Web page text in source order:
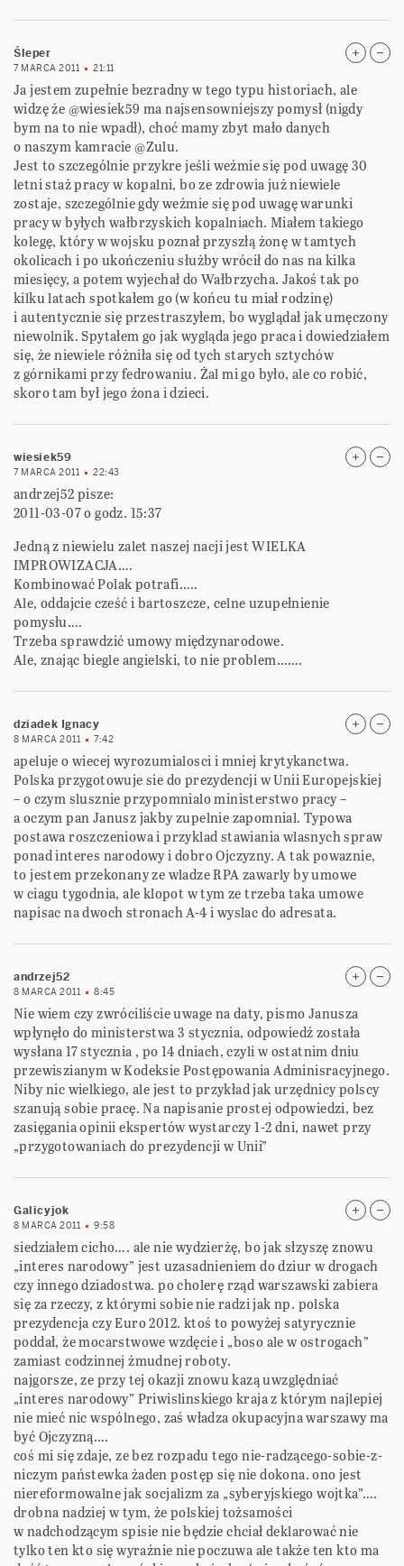
Śleper
7 MARCA 2011 21:11
Ja jestem zupełnie bezradny w tego typu historiach, ale
widzę że @wiesiek59 ma najsensowniejszy pomysł (nigdy
bym na to nie wpadł), choć mamy zbyt mało danych
o naszym kamracie @Zulu.
Jest to szczególnie przykre jeśli weźmie się pod uwagę 30
letni staż pracy w kopalni, bo ze zdrowia już niewiele
zostaje, szczególnie gdy weźmie się pod uwagę warunki
pracy w byłych wałbrzyskich kopalniach. Miałem takiego
kolegę, który w wojsku poznał przyszłą żonę w tamtych
okolicach i po ukończeniu służby wrócił do nas na kilka
miesięcy, a potem wyjechał do Wałbrzycha. Jakoś tak po
kilku latach spotkałem go (w końcu tu miał rodzinę)
i autentycznie się przestraszyłem, bo wyglądał jak umęczony
niewolnik. Spytałem go jak wygląda jego praca i dowiedziałem
się, że niewiele różniła się od tych starych sztychów
z górnikami przy fedrowaniu. Żal mi go było, ale co robić,
skoro tam był jego żona i dzieci.
wiesiek59
7 MARCA 2011 22:43
andrzej52 pisze:
2011-03-07 o godz. 15:37
Jedną z niewielu zalet naszej nacji jest WIELKA
IMPROWIZACJA….
Kombinować Polak potrafi…..
Ale, oddajcie cześć i bartoszcze, celne uzupełnienie
pomysłu….
Trzeba sprawdzić umowy międzynarodowe.
Ale, znając biegle angielski, to nie problem…….
dziadek Ignacy
8 MARCA 2011 7:42
apeluje o wiecej wyrozumialosci i mniej krytykanctwa.
Polska przygotowuje sie do prezydencji w Unii Europejskiej
– o czym slusznie przypomnialo ministerstwo pracy –
a oczym pan Janusz jakby zupelnie zapomnial. Typowa
postawa roszczeniowa i przyklad stawiania wlasnych spraw
ponad interes narodowy i dobro Ojczyzny. A tak powaznie,
to jestem przekonany ze wladze RPA zawarly by umowe
w ciagu tygodnia, ale klopot w tym ze trzeba taka umowe
napisac na dwoch stronach A-4 i wyslac do adresata.
andrzej52
8 MARCA 2011 8:45
Nie wiem czy zwróciliście uwage na daty, pismo Janusza
wpłynęło do ministerstwa 3 stycznia, odpowiedź została
wysłana 17 stycznia , po 14 dniach, czyli w ostatnim dniu
przewiszianym w Kodeksie Postępowania Adminisracyjnego.
Niby nic wielkiego, ale jest to przykład jak urzędnicy polscy
szanują sobie pracę. Na napisanie prostej odpowiedzi, bez
zasięgania opinii ekspertów wystarczy 1-2 dni, nawet przy
„przygotowaniach do prezydencji w Unii”
Galicyjok
8 MARCA 2011 9:58
siedziałem cicho…. ale nie wydzierżę, bo jak słzyszę znowu
„interes narodowy” jest uzasadnieniem do dziur w drogach
czy innego dziadostwa. po cholerę rząd warszawski zabiera
się za rzeczy, z którymi sobie nie radzi jak np. polska
prezydencja czy Euro 2012. ktoś to powyżej satyrycznie
poddał, że mocarstwowe wzdęcie i „boso ale w ostrogach”
zamiast codzinnej żmudnej roboty.
najgorsze, ze przy tej okazji znowu kazą uwzględniać
„interes narodowy” Priwislinskiego kraja z którym najlepiej
nie mieć nic wspólnego, zaś władza okupacyjna warszawy ma
być Ojczyzną….
coś mi się zdaje, ze bez rozpadu tego nie-radzącego-sobie-z-
niczym państewka żaden postęp się nie dokona. ono jest
niereformowalne jak socjalizm za „syberyjskiego wojtka”….
drobna nadziej w tym, że polskiej tożsamości
w nadchodzącym spisie nie będzie chciał deklarować nie
tylko ten kto się wyraźnie nie poczuwa ale także ten kto ma